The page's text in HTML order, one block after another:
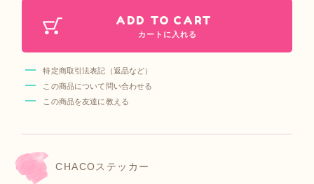
ADD TO CART
カートに入れる
特定商取引法表記（返品など）
この商品について問い合わせる
この商品を友達に教える
CHACOステッカー